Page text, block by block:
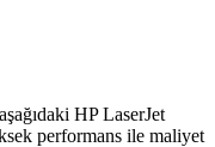
HP LaserJet
performans ile maliyet